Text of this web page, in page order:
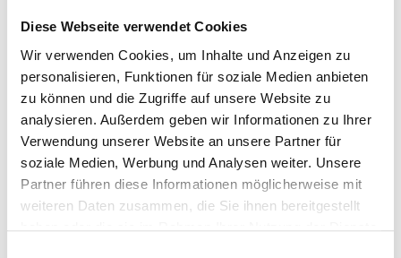
Diese Webseite verwendet Cookies
Wir verwenden Cookies, um Inhalte und Anzeigen zu
personalisieren, Funktionen für soziale Medien anbieten
zu können und die Zugriffe auf unsere Website zu
analysieren. Außerdem geben wir Informationen zu Ihrer
Verwendung unserer Website an unsere Partner für
soziale Medien, Werbung und Analysen weiter. Unsere
Partner führen diese Informationen möglicherweise mit
weiteren Daten zusammen, die Sie ihnen bereitgestellt
haben oder die sie im Rahmen Ihrer Nutzung der Dienste
FORD TRANSIT
Kasten (FA_ _) 2.4
03.2004 05.2006
FORD TRANSIT
Pritsche/Fahrgestell
(FM_ _, FN_ _) 2.4
TDCi
03.2004 05.2006 101 137
Zur exakten Fahrzeug-Identifizierung können Sie auch unseren
Support kontaktieren (Chat, Telefon oder E-Mail).